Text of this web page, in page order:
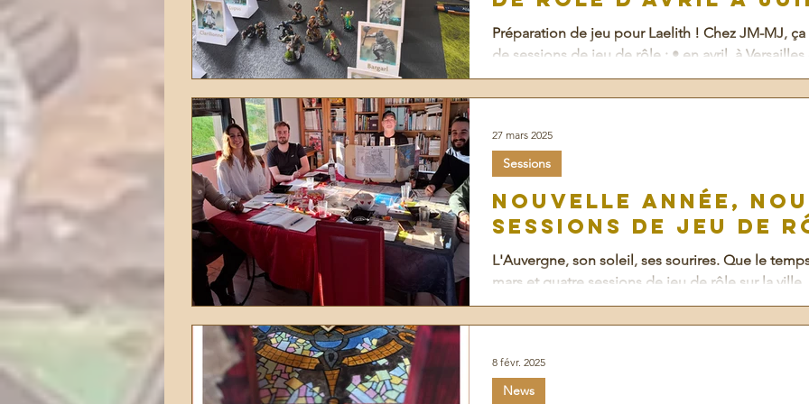
Préparation de jeu pour Laelith ! Chez JM-MJ,
de sessions de jeu de rôle : • en avril, à Versailles
Nouvelle année,
sessions de jeu de
L'Auvergne, son soleil, ses sourires. Que le
mars et quatre sessions de jeu de rôle sur la
Sessions
27 mars 2025
News
8 févr. 2025